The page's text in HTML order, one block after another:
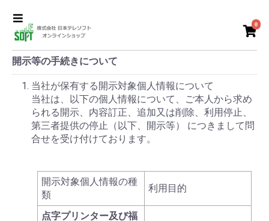
0
開示等の手続きについて
当社が保有する開示対象個人情報について
当社は、以下の個人情報について、ご本人から求め
られる開示、内容訂正、追加又は削除、利用停止、
第三者提供の停止（以下、開示等） につきまして問
合せを受け付けております。
開示対象個人情報の種
類
利用目的
点字プリンター及び福